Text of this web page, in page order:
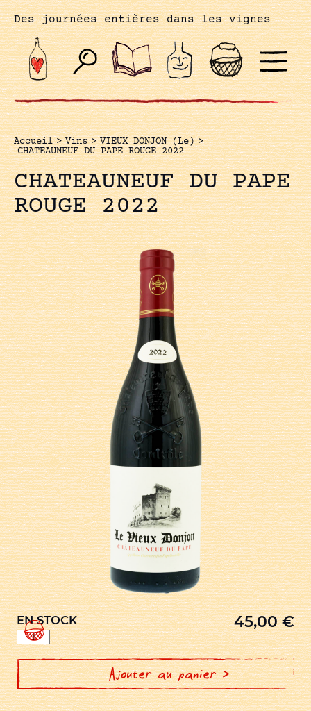
Des journées entières dans les vignes
Accueil > Vins > VIEUX DONJON (Le) >
CHATEAUNEUF DU PAPE ROUGE 2022
CHATEAUNEUF DU PAPE
ROUGE 2022
EN STOCK 45,00€
quantité
de
CHATEAUNEUF
DU
PAPE
ROUGE
Ajouter au panier >